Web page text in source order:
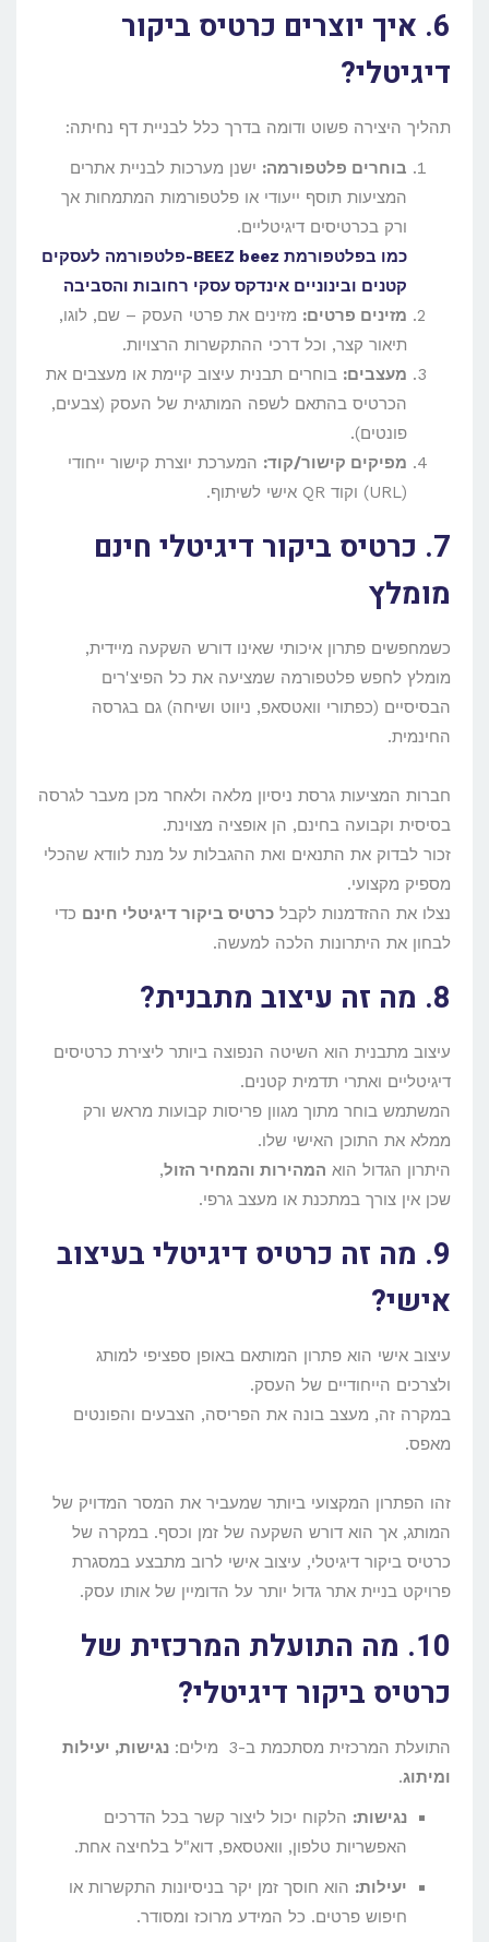
6. איך יוצרים כרטיס ביקור
דיגיטלי?
תהליך היצירה פשוט ודומה בדרך כלל לבניית דף נחיתה:
בוחרים פלטפורמה: ישנן מערכות לבניית אתרים
המציעות תוסף ייעודי או פלטפורמות המתמחות אך
ורק בכרטיסים דיגיטליים.
כמו בפלטפורמת BEEZ beez-פלטפורמה לעסקים
קטנים ובינוניים אינדקס עסקי רחובות והסביבה
מזינים פרטים: מזינים את פרטי העסק – שם, לוגו,
תיאור קצר, וכל דרכי ההתקשרות הרצויות.
מעצבים: בוחרים תבנית עיצוב קיימת או מעצבים את
הכרטיס בהתאם לשפה המותגית של העסק (צבעים,
פונטים).
מפיקים קישור/קוד: המערכת יוצרת קישור ייחודי
(URL) וקוד QR אישי לשיתוף.
7. כרטיס ביקור דיגיטלי חינם
מומלץ
כשמחפשים פתרון איכותי שאינו דורש השקעה מיידית,
מומלץ לחפש פלטפורמה שמציעה את כל הפיצ'רים
הבסיסיים (כפתורי וואטסאפ, ניווט ושיחה) גם בגרסה
החינמית.
חברות המציעות גרסת ניסיון מלאה ולאחר מכן מעבר לגרסה
בסיסית וקבועה בחינם, הן אופציה מצוינת.
זכור לבדוק את התנאים ואת ההגבלות על מנת לוודא שהכלי
מספיק מקצועי.
נצלו את ההזדמנות לקבל כרטיס ביקור דיגיטלי חינם כדי
לבחון את היתרונות הלכה למעשה.
8. מה זה עיצוב מתבנית?
עיצוב מתבנית הוא השיטה הנפוצה ביותר ליצירת כרטיסים
דיגיטליים ואתרי תדמית קטנים.
המשתמש בוחר מתוך מגוון פריסות קבועות מראש ורק
ממלא את התוכן האישי שלו.
היתרון הגדול הוא המהירות והמחיר הזול,
שכן אין צורך במתכנת או מעצב גרפי.
9. מה זה כרטיס דיגיטלי בעיצוב
אישי?
עיצוב אישי הוא פתרון המותאם באופן ספציפי למותג
ולצרכים הייחודיים של העסק.
במקרה זה, מעצב בונה את הפריסה, הצבעים והפונטים
מאפס.
זהו הפתרון המקצועי ביותר שמעביר את המסר המדויק של
המותג, אך הוא דורש השקעה של זמן וכסף. במקרה של
כרטיס ביקור דיגיטלי, עיצוב אישי לרוב מתבצע במסגרת
פרויקט בניית אתר גדול יותר על הדומיין של אותו עסק.
10. מה התועלת המרכזית של
כרטיס ביקור דיגיטלי?
התועלת המרכזית מסתכמת ב-3 מילים:
נגישות, יעילות
ומיתוג.
נגישות: הלקוח יכול ליצור קשר בכל הדרכים
האפשריות טלפון, וואטסאפ, דוא"ל בלחיצה אחת.
יעילות: הוא חוסך זמן יקר בניסיונות התקשרות או
חיפוש פרטים. כל המידע מרוכז ומסודר.